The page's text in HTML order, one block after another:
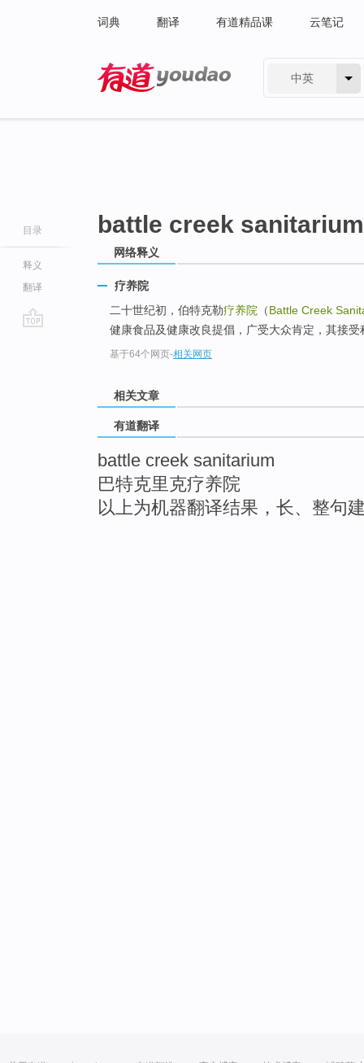
词典 翻译 有道精品课 云笔记
中英
目录
释义
翻译
battle creek sanitarium
网络释义
疗养院
二十世纪初，伯特克勒疗养院 （Battle Creek
健康食品及健康改良提倡，广受大众肯定，其接
基于64个网页-相关网页
相关文章
有道翻译
battle creek sanitarium
巴特克里克疗养院
以上为机器翻译结果，长、整句